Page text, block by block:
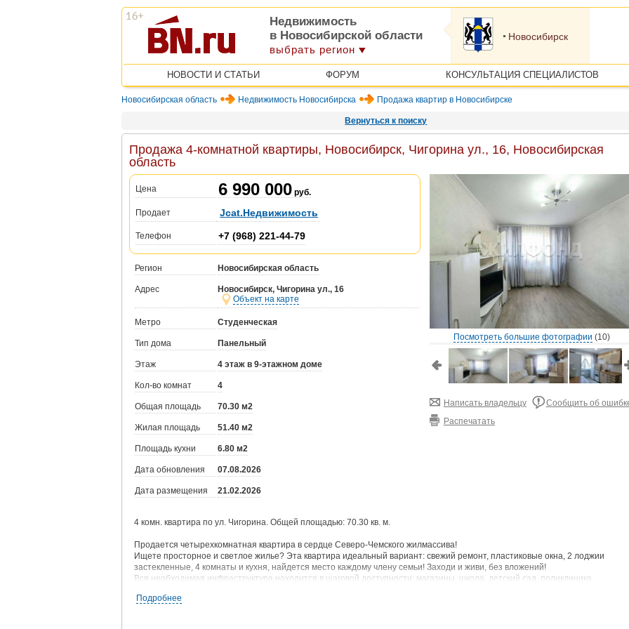
Недвижимость
в Новосибирской области
выбрать регион
Новосибирск
НОВОСТИ И СТАТЬИ ФОРУМ КОНСУЛЬТАЦИЯ СПЕЦИАЛИСТОВ
Новосибирская область Недвижимость Новосибирска Продажа квартир в Новосибирске
Вернуться к поиску
Продажа 4-комнатной квартиры, Новосибирск, Чигорина ул., 16, Новосибирская
область
Цена 6 990 000 руб.
Продает Jcat.Недвижимость
Телефон +7 (968) 221-44-79
Регион Новосибирская область
Адрес
Новосибирск, Чигорина ул., 16
Объект на карте
Метро Студенческая
Тип дома Панельный
Этаж 4 этаж в 9-этажном доме
Кол-во комнат 4
Общая площадь 70.30 м2
Жилая площадь 51.40 м2
Площадь кухни 6.80 м2
Дата обновления 07.08.2026
Дата размещения 21.02.2026
Посмотреть большие фотографии (10)
Написать владельцу
Сообщить об
Распечатать
4 комн. квартира по ул. Чигорина. Общей площадью: 70.30 кв. м.
Продается четырехкомнатная квартира в сердце Северо-Чемского жилмассива!
Ищете просторное и светлое жилье? Эта квартира идеальный вариант: свежий ремонт, пластиковые окна, 2 лоджии
застекленные, 4 комнаты и кухня, найдется место каждому члену семьи! Заходи и живи, без вложений!
Вся необходимая инфраструктура находится в шаговой доступности: магазины, школа, детский сад, поликлиника,
для парковок.
Подробнее